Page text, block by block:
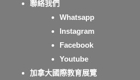
聯絡我們
Whatsapp
Instagram
Facebook
Youtube
加拿大國際教育展覽